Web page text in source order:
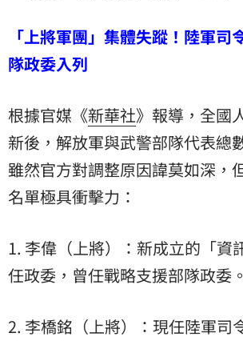
「上將軍團」集體失蹤！陸軍司
隊政委入列
根據官媒《新華社》報導，全國
新後，解放軍與武警部隊代表總
雖然官方對調整原因諱莫如深，
名單極具衝擊力：
1. 李偉（上將）：新成立的「資
任政委，曾任戰略支援部隊政委。
2. 李橋銘（上將）：現任陸軍司